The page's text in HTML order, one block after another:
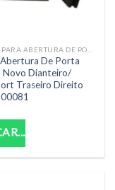
De Porta
Novo Dianteiro/
Traseiro Direito